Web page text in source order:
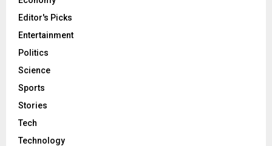
Editor's Picks
Entertainment
Politics
Science
Sports
Stories
Tech
Technology